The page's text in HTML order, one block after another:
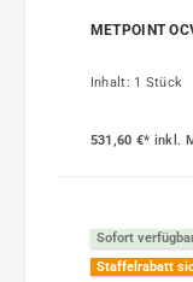
METPOINT
Inhalt: 1 Stück
531,60 €* inkl.
Sofort
Staffelrabatt